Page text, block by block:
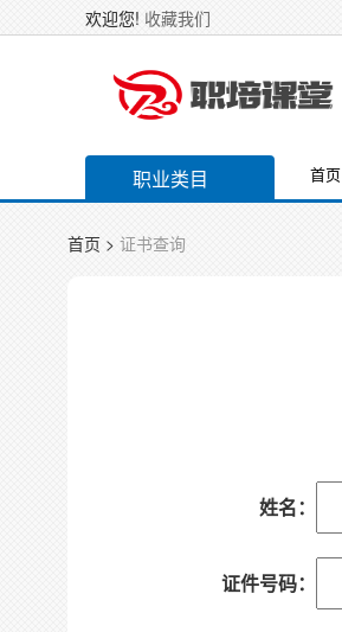
欢迎您! 收藏我们
职业类目 首页
首页 > 证书查询
姓名：
证件号码：